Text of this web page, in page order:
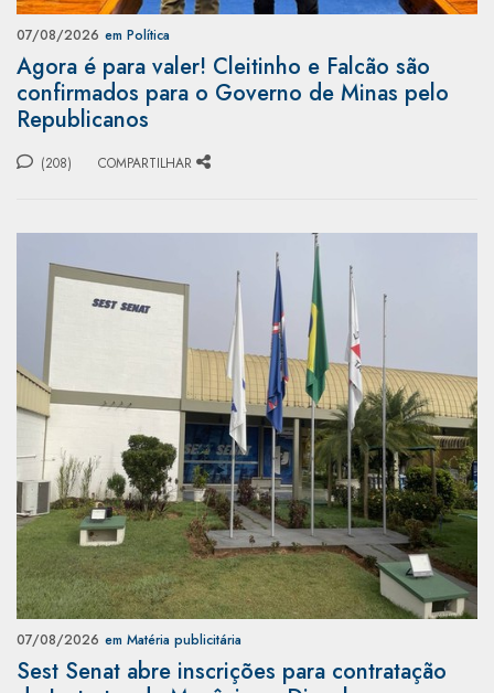
07/08/2026 em Política
Agora é para valer! Cleitinho e Falcão são
confirmados para o Governo de Minas pelo
Republicanos
(208) COMPARTILHAR
07/08/2026 em Matéria publicitária
Sest Senat abre inscrições para contratação